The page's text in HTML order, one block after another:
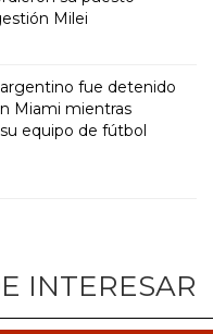
Milei
fue detenido
Miami mientras
equipo de fútbol
INTERESAR